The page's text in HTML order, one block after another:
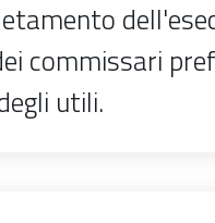
commissari
utili.